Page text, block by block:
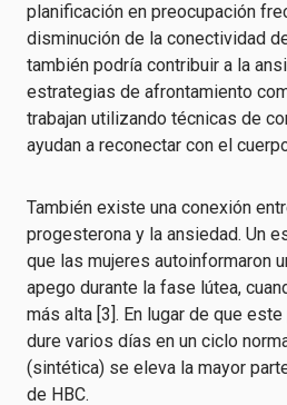
planificación en preocupación
disminución de la conectividad
también podría contribuir a la
estrategias de afrontamiento
trabajan utilizando técnicas de
ayudan a reconectar con el
También existe una conexión
progesterona y la ansiedad. Un
que las mujeres autoinformaron
apego durante la fase lútea,
más alta [3]. En lugar de que
dure varios días en un ciclo
(sintética) se eleva la mayor
de HBC.